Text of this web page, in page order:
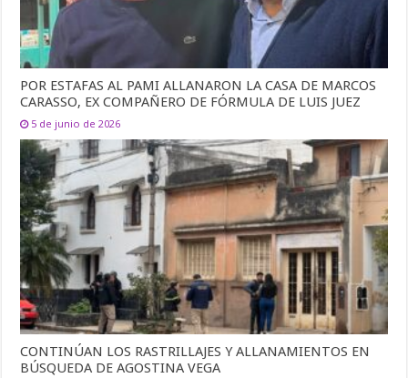
POR ESTAFAS AL PAMI ALLANARON LA CASA DE MARCOS
CARASSO, EX COMPAÑERO DE FÓRMULA DE LUIS JUEZ
5 de junio de 2026
CONTINÚAN LOS RASTRILLAJES Y ALLANAMIENTOS EN
BÚSQUEDA DE AGOSTINA VEGA